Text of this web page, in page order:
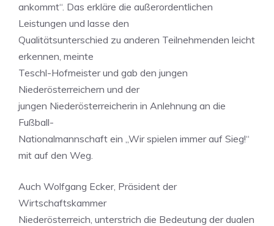
ankommt“. Das erkläre die außerordentlichen
Leistungen und lasse den
Qualitätsunterschied zu anderen Teilnehmenden leicht
erkennen, meinte
Teschl-Hofmeister und gab den jungen
Niederösterreichern und der
jungen Niederösterreicherin in Anlehnung an die
Fußball-
Nationalmannschaft ein „Wir spielen immer auf Sieg!“
mit auf den Weg.
Auch Wolfgang Ecker, Präsident der
Wirtschaftskammer
Niederösterreich, unterstrich die Bedeutung der dualen